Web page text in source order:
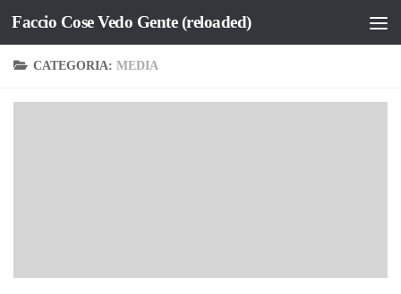
Salta al contenuto
Faccio Cose Vedo Gente (reloaded)
CATEGORIA: MEDIA